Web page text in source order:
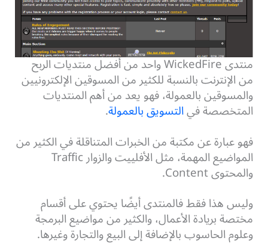
منتدى WickedFire واحد من أفضل منتديات الربح
من الإنترنت بالنسبة للكثير من المسوقين الإلكترونيين
والمسوقين بالعمولة، فهو يعد من أهم المنتديات
المتخصصة فيالتسويق بالعمولة.
فهو عبارة عن مكتبة من الخبرات المتناقلة في الكثير من
المواضيع المهمة، مثل الأفلييت والزوار Traffic
والمحتوى Content.
وليس هذا فقط فالمنتدى أيضًا يحتوي على أقسام
مختصة بريادة الأعمال، والكثير من مواضيع البرمجة
وعلوم الحاسوب بالإضافة إلى البيع والتجارة وغيرها.